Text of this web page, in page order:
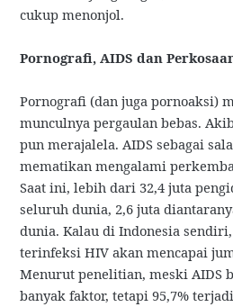
cukup menonjol.
Pornografi, AIDS dan
Pornografi (dan juga pornoaksi)
munculnya pergaulan bebas.
pun merajalela. AIDS sebagai
mematikan mengalami
Saat ini, lebih dari 32,4 juta
seluruh dunia, 2,6 juta
dunia. Kalau di Indonesia
terinfeksi HIV akan mencapai
Menurut penelitian, meski AIDS
banyak faktor, tetapi 95,7%